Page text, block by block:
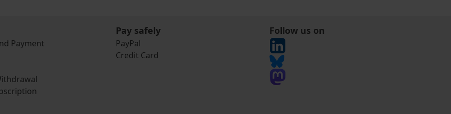
Payment
Pay safely
PayPal
Credit Card
Follow us on